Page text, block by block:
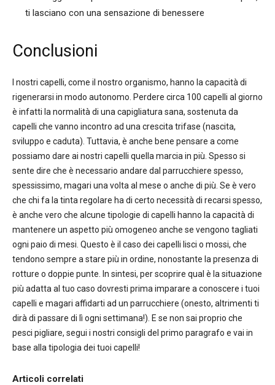
ti lasciano con una sensazione di benessere
Conclusioni
I nostri capelli, come il nostro organismo, hanno la capacità di
rigenerarsi in modo autonomo. Perdere circa 100 capelli al giorno
è infatti la normalità di una capigliatura sana, sostenuta da
capelli che vanno incontro ad una crescita trifase (nascita,
sviluppo e caduta). Tuttavia, è anche bene pensare a come
possiamo dare ai nostri capelli quella marcia in più. Spesso si
sente dire che è necessario andare dal parrucchiere spesso,
spessissimo, magari una volta al mese o anche di più. Se è vero
che chi fa la tinta regolare ha di certo necessità di recarsi spesso,
è anche vero che alcune tipologie di capelli hanno la capacità di
mantenere un aspetto più omogeneo anche se vengono tagliati
ogni paio di mesi. Questo è il caso dei capelli lisci o mossi, che
tendono sempre a stare più in ordine, nonostante la presenza di
rotture o doppie punte. In sintesi, per scoprire qual è la situazione
più adatta al tuo caso dovresti prima imparare a conoscere i tuoi
capelli e magari affidarti ad un parrucchiere (onesto, altrimenti ti
dirà di passare di lì ogni settimana!). E se non sai proprio che
pesci pigliare, segui i nostri consigli del primo paragrafo e vai in
base alla tipologia dei tuoi capelli!
Articoli correlati